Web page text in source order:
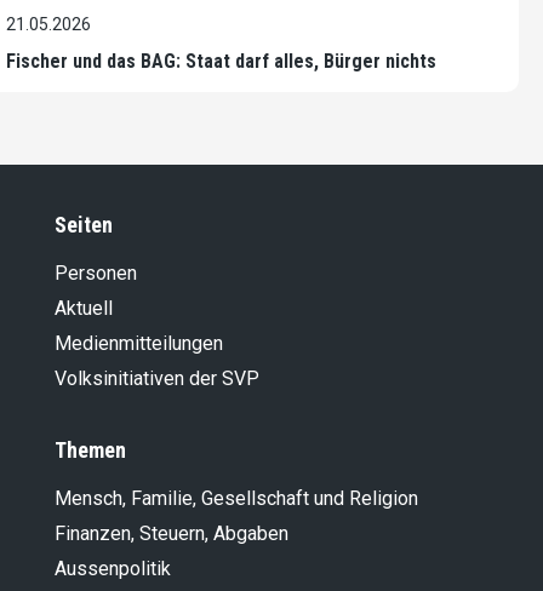
21.05.2026
Fischer und das BAG: Staat darf alles, Bürger nichts
Seiten
Personen
Aktuell
Medienmitteilungen
Volksinitiativen der SVP
Themen
Mensch, Familie, Gesellschaft und Religion
Finanzen, Steuern, Abgaben
Aussenpolitik